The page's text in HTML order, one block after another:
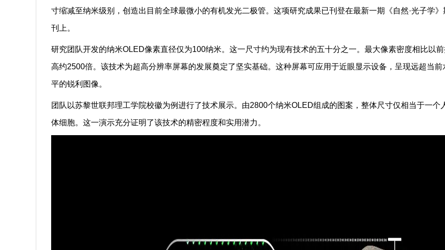
寸缩减至纳米级别，创造出目前全球最微小的有机发光二极管。这项研究成果已刊登在最新一期《自然·光子学》
刊上。
研究团队开发的纳米OLED像素直径仅为100纳米。这一尺寸约为现有技术的五十分之一。最大像素密度相比以
高约2500倍。该技术为超高分辨率屏幕的发展奠定了坚实基础。这种屏幕可应用于近眼显示设备，呈现远超当前
平的锐利图像。
团队以苏黎世联邦理工学院校徽为例进行了技术展示。由2800个纳米OLED组成的图案，整体尺寸仅相当于一个
体细胞。这一演示充分证明了该技术的精密程度和实用潜力。